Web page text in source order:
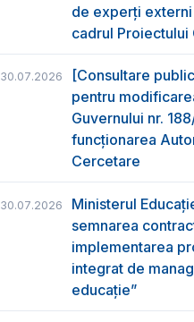
de experți
cadrul Proiectului
30.07.2026
[Consultare
pentru
Guvernului nr.
funcţionarea
Cercetare
30.07.2026
Ministerul
semnarea
implementarea
integrat de
educație”